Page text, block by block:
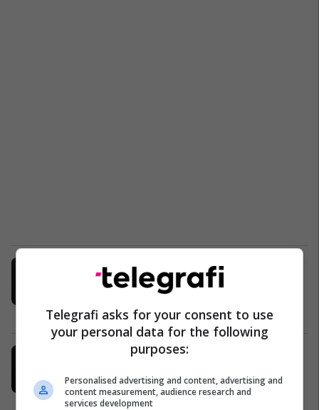
Episodi i katërt i "Estetika me
Krenarin" do të sjellë ndryshimin e
Diellzës me largimin e qimeve nga
zonat e padëshiruara
TV / Film 05/01/2022
"I humbur është vetëm ai që nuk
'godasë në shenjën e tij' dhe ta
largojë atë në "Estetika me
TV / Film 28/12/2021
Telegrafi asks for your consent to use
your personal data for the following
purposes:
Personalised advertising and content, advertising and
content measurement, audience research and
services development